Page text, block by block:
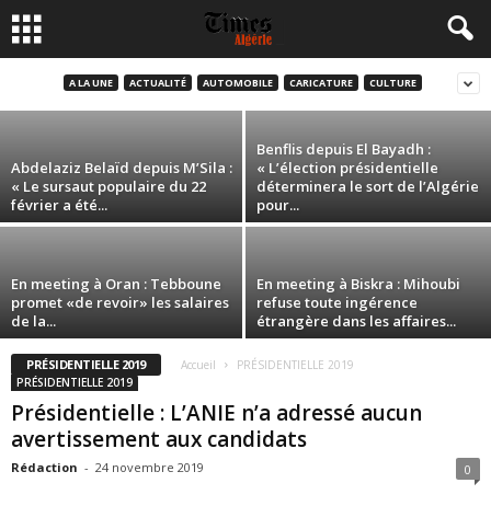
A LA UNE ACTUALITÉ AUTOMOBILE CARICATURE CULTURE
reçoit les félicitations de plusieurs
Présidents, Emirs et Rois
Rédaction - 16 décembre 2019
Abdelaziz Belaïd depuis M’Sila :
« Le sursaut populaire du 22
février a été...
Benflis depuis El Bayadh :
« L’élection présidentielle
déterminera le sort de l’Algérie
pour...
En meeting à Oran : Tebboune
promet «de revoir» les salaires
de la...
En meeting à Biskra : Mihoubi
refuse toute ingérence
étrangère dans les affaires...
PRÉSIDENTIELLE 2019 Accueil
PRÉSIDENTIELLE 2019
PRÉSIDENTIELLE 2019
Présidentielle : L’ANIE n’a adressé aucun
avertissement aux candidats
Rédaction - 24 novembre 2019 0